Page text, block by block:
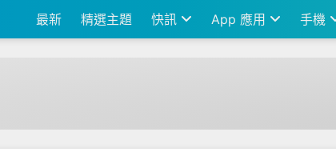
最新 精選主題 快訊 App 應用 手機